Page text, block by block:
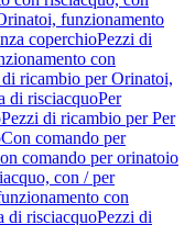
funzionamento
coperchioPezzi di
con
ricambio per Orinatoi,
di risciacquoPer
Pezzi di ricambio per Per
Con comando per
comando per orinatoio
con / per
con
di risciacquoPezzi di